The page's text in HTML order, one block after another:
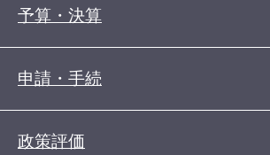
予算・決算
申請・手続
政策評価